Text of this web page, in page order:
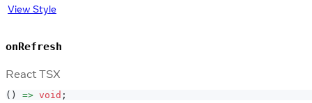
View Style
onRefresh
React TSX
( ) => void ;